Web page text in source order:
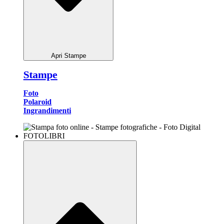
Apri Stampe
Stampe
Foto
Polaroid
Ingrandimenti
FOTOLIBRI